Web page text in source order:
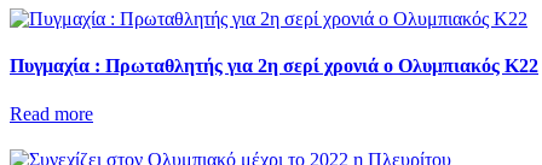
Πυγμαχία : Πρωταθλητής για 2η σερί χρονιά ο Ολυμπιακός Κ22
Read more